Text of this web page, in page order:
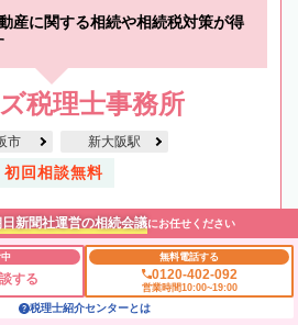
産に関する相続や相続税対策が得
税理士事務所
市 新大阪駅
初回相談無料
新聞社運営の相続会議にお任せください
する
無料電話する
0120-402-092
営業時間10:00~19:00
税理士紹介センターとは